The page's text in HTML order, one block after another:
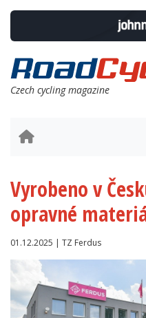
Czech cycling magazine
Vyrobeno v
opravné
01.12.2025 | TZ Ferdus